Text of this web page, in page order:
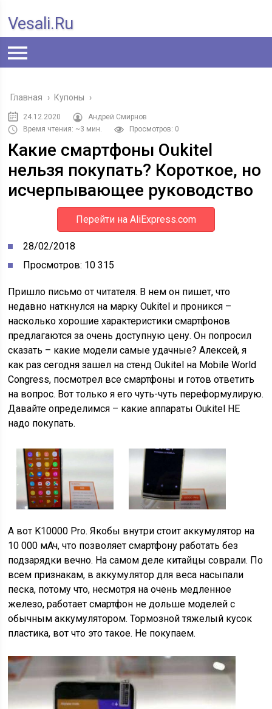
Vesali.ru
Главная › Купоны ›
24.12.2020
Андрей Смирнов
Время чтения: ~3 мин.
Просмотров: 0
Какие смартфоны Oukitel
нельзя покупать? Короткое, но
исчерпывающее руководство
Перейти на AliExpress.com
28/02/2018
Просмотров: 10 315
Пришло письмо от читателя. В нем он пишет, что
недавно наткнулся на марку Oukitel и проникся –
насколько хорошие характеристики смартфонов
предлагаются за очень доступную цену. Он попросил
сказать – какие модели самые удачные? Алексей, я
как раз сегодня зашел на стенд Oukitel на Mobile World
Congress, посмотрел все смартфоны и готов ответить
на вопрос. Вот только я его чуть-чуть переформулирую.
Давайте определимся – какие аппараты Oukitel НЕ
надо покупать.
А вот K10000 Pro. Якобы внутри стоит аккумулятор на
10 000 мАч, что позволяет смартфону работать без
подзарядки вечно. На самом деле китайцы соврали. По
всем признакам, в аккумулятор для веса насыпали
песка, потому что, несмотря на очень медленное
железо, работает смартфон не дольше моделей с
обычным аккумулятором. Тормозной тяжелый кусок
пластика, вот что это такое. Не покупаем.